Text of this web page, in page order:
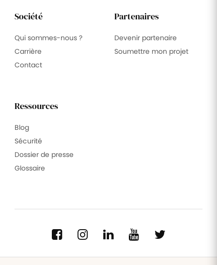
Société
Qui sommes-nous ?
Carrière
Contact
Partenaires
Devenir partenaire
Soumettre mon projet
Ressources
Blog
Sécurité
Dossier de presse
Glossaire